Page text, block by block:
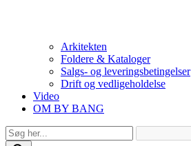
Arkitekten
Foldere & Kataloger
Salgs- og leveringsbetingelser
Drift og vedligeholdelse
Video
OM BY BANG